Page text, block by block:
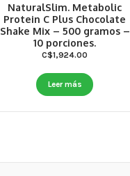
NaturalSlim. Metabolic
Protein C Plus Chocolate
Shake Mix – 500 gramos –
10 porciones.
C$1,924.00
Leer más